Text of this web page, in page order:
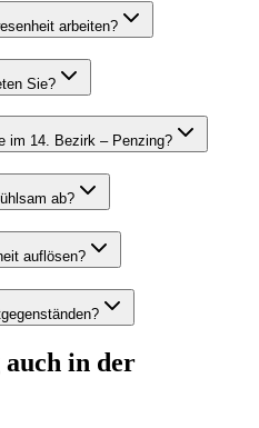
arbeiten?
Sie?
im 14. Bezirk – Penzing?
ab?
auflösen?
auch in der